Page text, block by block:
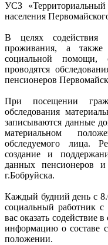
­УСЗ
населения
В целях содействия
проживания, а
социальной помощи,
проводятся
пенсионеров
При посещении
обследования
записываются данные
материальном
обследуемого лица.
создание и
данных пенсионеров
г.Бобруйска.
Каждый будний день с
социальный работник
вас оказать содействие
информацию о составе
положении.